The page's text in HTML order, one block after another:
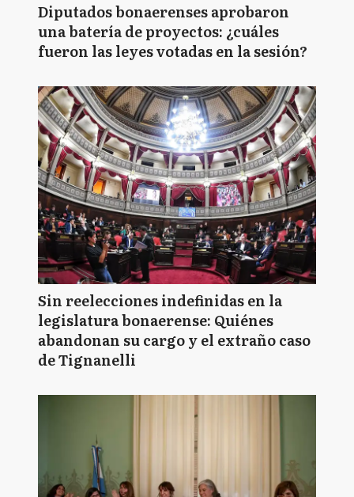
Diputados bonaerenses aprobaron
una batería de proyectos: ¿cuáles
fueron las leyes votadas en la sesión?
Sin reelecciones indefinidas en la
legislatura bonaerense: Quiénes
abandonan su cargo y el extraño caso
de Tignanelli